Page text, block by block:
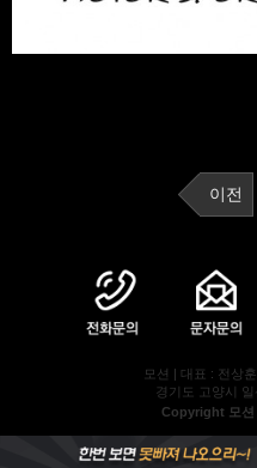
이전
모션 | 대표 : 전상
경기도 고양시
Copyright 모